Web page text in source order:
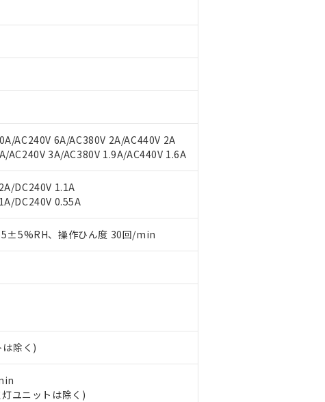
AC240V 6A/AC380V 2A/AC440V 2A
AC240V 3A/AC380V 1.9A/AC440V 1.6A
DC240V 1.1A
DC240V 0.55A
、操作ひん度 30回/min
除く)
ユニットは除く)
えご利用ください。
客様のお取引先、またはお客様担当のオムロン制御機器販売店・
売拠点は「販売ネットワーク
」をご確認ください。
の事前の承諾なく第三者に漏洩または開示しないようお願いしま
サービス）をご利用いただくには、I-Webメンバーズにご登録され
お客様との取引・商談に必要な範囲で利用することをご了承くだ
ニル類(PBB) 1000ppm以下、ポリ臭化ジフェニルエーテル類(PBDE) 1000ppm以下、
する適用除外項目は除く。
る意図的な使用がないことを確認しています。
定月が前後することがあります。
書
るもので、過去に遡って非含有を証明するものではありません。
４物質の対応では、対応完了までの期間は出荷製品に未対応品が
しておりました。
了していることから、特段のことがない限り、2022年1月12日よ
の基準値を超えていることを示します。
問い合わせください。
ドミウム) : 100ppm、
酸ジイソブチル) : 1000ppm、 BBP(フタル酸ブチルベンジル) : 1000ppm、
基準値以下であることを示します。
物質が外部に漏えいし、環境に深刻な影響を及ぼさない年数を意
問い合わせください。
場合は、日本国政府の輸出許可(または役務取引許可)を取得する
る場合は、上記1、2および3の内容を当該第三者に通知します。
わる関係者が違法に輸出するおそれがある場合は、取り引きをい
り
いては、お客様のお取引先、またはお客様担当のオムロン制御
確認ください)
の情報を公開していない機種